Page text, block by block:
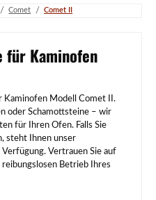
/ Comet / Comet II
für Kaminofen
Kaminofen Modell Comet II.
oder Schamottsteine – wir
für Ihren Ofen. Falls Sie
steht Ihnen unser
Vertrauen Sie auf
Betrieb Ihres